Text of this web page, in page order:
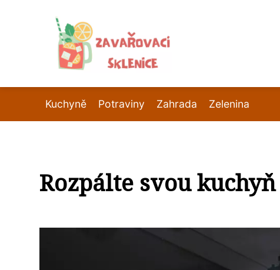
Kuchyně Potraviny Zahrada Zelenina
Rozpálte svou